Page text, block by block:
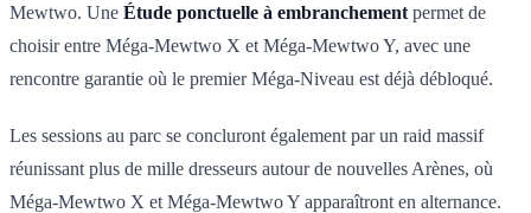
Mewtwo. Une Étude ponctuelle à embranchement permet de
choisir entre Méga-Mewtwo X et Méga-Mewtwo Y, avec une
rencontre garantie où le premier Méga-Niveau est déjà débloqué.
Les sessions au parc se concluront également par un raid massif
réunissant plus de mille dresseurs autour de nouvelles Arènes, où
Méga-Mewtwo X et Méga-Mewtwo Y apparaîtront en alternance.